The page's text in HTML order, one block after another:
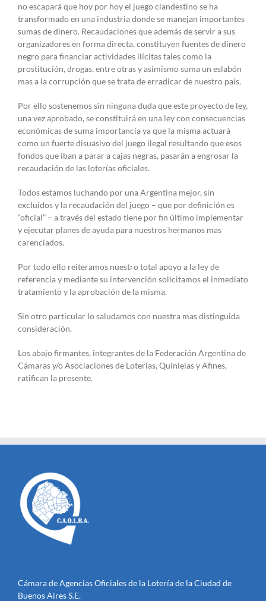
no escapará que hoy por hoy el juego clandestino se ha
transformado en una industria donde se manejan importantes
sumas de dinero. Recaudaciones que además de servir a sus
organizadores en forma directa, constituyen fuentes de dinero
negro para financiar actividades ilícitas tales como la
prostitución, drogas, entre otras y asimismo suma un eslabón
mas a la corrupción que se trata de erradicar de nuestro país.
Por ello sostenemos sin ninguna duda que este proyecto de ley,
una vez aprobado, se constituirá en una ley con consecuencias
económicas de suma importancia ya que la misma actuará
como un fuerte disuasivo del juego ilegal resultando que esos
fondos que iban a parar a cajas negras, pasarán a engrosar la
recaudación de las loterías oficiales.
Todos estamos luchando por una Argentina mejor, sin
excluidos y la recaudación del juego – que por definición es
“oficial” – a través del estado tiene por fin último implementar
y ejecutar planes de ayuda para nuestros hermanos mas
carenciados.
Por todo ello reiteramos nuestro total apoyo a la ley de
referencia y mediante su intervención solicitamos el inmediato
tratamiento y la aprobación de la misma.
Sin otro particular lo saludamos con nuestra mas distinguida
consideración.
Los abajo firmantes, integrantes de la Federación Argentina de
Cámaras y/o Asociaciones de Loterías, Quinielas y Afines,
ratifican la presente.
Cámara de Agencias Oficiales de la Lotería de la Ciudad de
Buenos Aires S.E.